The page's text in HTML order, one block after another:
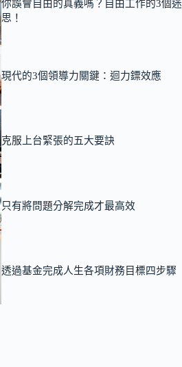
你誤會自由的真義嗎？自由工作的3個迷
思！
現代的3個領導力關鍵：迴力鏢效應
克服上台緊張的五大要訣
只有將問題分解完成才最高效
透過基金完成人生各項財務目標四步驟